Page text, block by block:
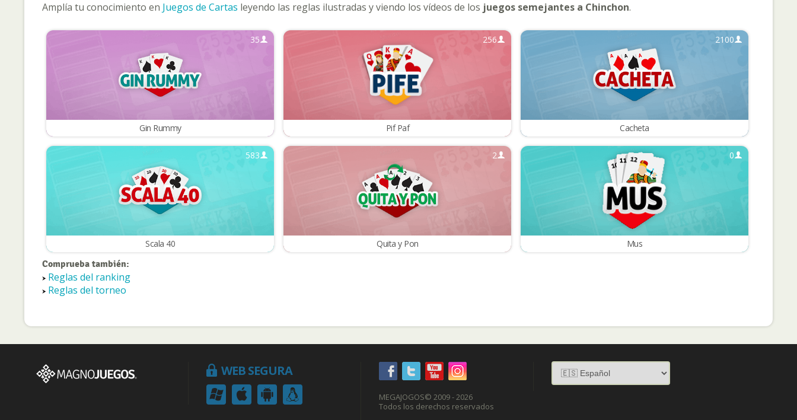
Amplía tu conocimiento en Juegos de Cartas leyendo las reglas ilustradas y viendo los vídeos de los juegos semejantes a Chinchon.
35
Gin Rummy
256
Pif Paf
2100
Cacheta
583
Scala 40
2
Quita y Pon
0
Mus
Comprueba también:
Reglas del ranking
Reglas del torneo
WEB SEGURA
MEGAJOGOS© 2009 - 2026
Todos los derechos reservados